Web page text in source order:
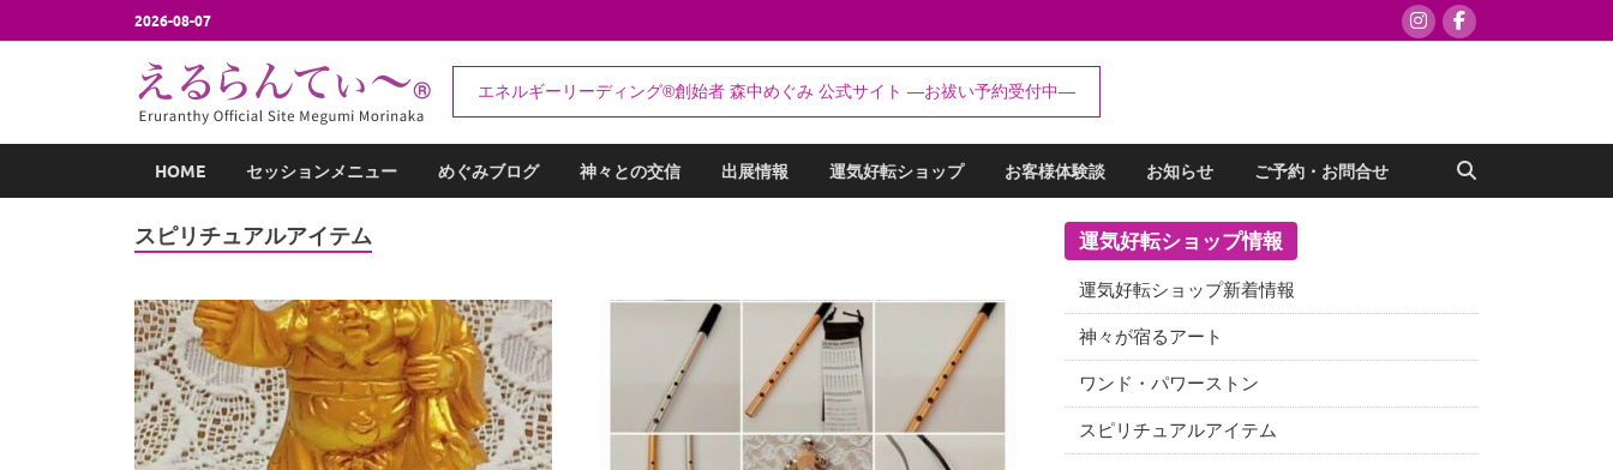
2026-08-07
えるらんてぃ～®
エネルギーリーディング®創始者 森中めぐみ｜お祓い・セッション予約受付中
エネルギーリーディング®創始者 森中めぐみ 公式サイト ―お祓い予約受付中―
HOME セッションメニュー めぐみブログ 神々との交信 出展情報 運気好転ショップ お客様体験談 お知らせ ご予約・お問合せ
スピリチュアルアイテム 運気好転ショップ情報
運気好転ショップ新着情報
神々が宿るアート
ワンド・パワーストン
スピリチュアルアイテム